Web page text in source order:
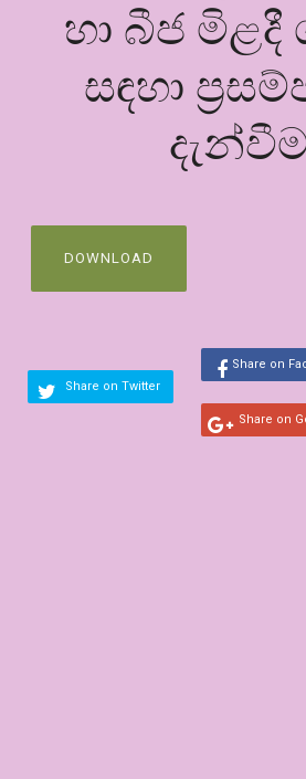
හා බීජ මිළදී
සඳහා
DOWNLOAD
Share on Twitter
Share on
Share on